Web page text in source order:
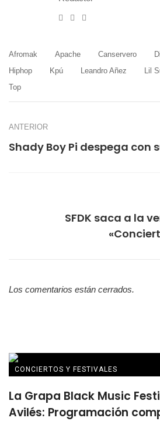
Website
Afromak Apache Canservero
Hiphop
Kpú Leandro Añez
Lil
Top
ANTERIOR
Shady Boy Pi despega con
SFDK saca a la
Los comentarios están cerrados.
CONCIERTOS Y FESTIVALES
La Grapa Black Music
Avilés: Programación